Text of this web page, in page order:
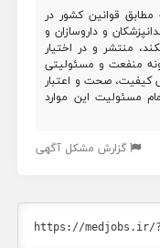
قوانین کشور در
و داروسازان و
منتشر و در اختیار
منفعت و مسئولیتی
کیفیت، صحت و اعتبار
مسئولیت این موارد
گزارش مشکل آگهی